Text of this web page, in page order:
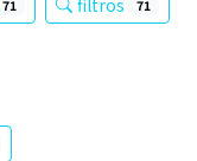
71 71